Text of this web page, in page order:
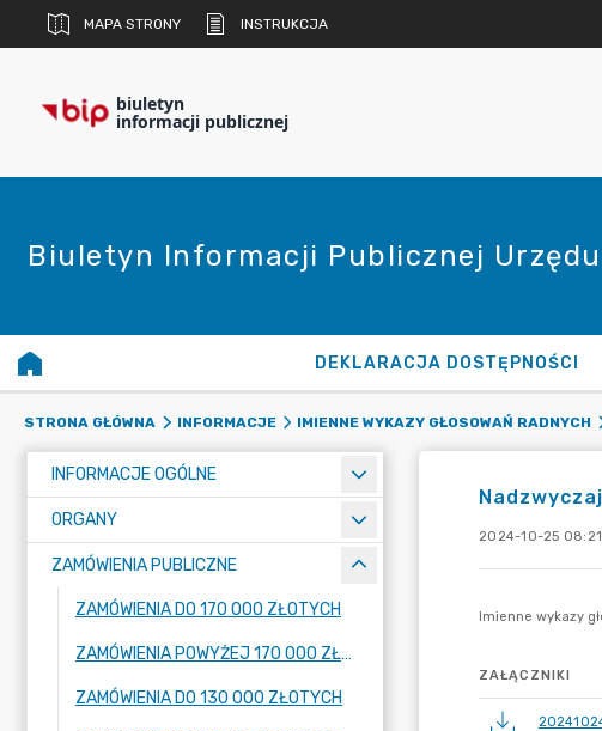
MAPA STRONY INSTRUKCJA
biuletyn
informacji publicznej
Biuletyn Informacji Publicznej
DEKLARACJA DOSTĘPNOŚCI
STRONA GŁÓWNA INFORMACJE IMIENNE WYKAZY GŁOSOWAŃ RADNYCH
INFORMACJE OGÓLNE
ORGANY
ZAMÓWIENIA PUBLICZNE
ZAMÓWIENIA DO 170 000 ZŁOTYCH
ZAMÓWIENIA POWYŻEJ 170 000 ZŁOTYCH
ZAMÓWIENIA DO 130 000 ZŁOTYCH
2024-10-25 08:21
ZAŁĄCZNIKI